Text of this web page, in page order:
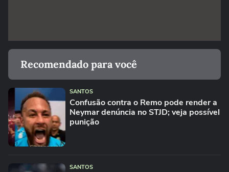
Recomendado para você
SANTOS
Confusão contra o Remo pode render a
Neymar denúncia no STJD; veja possível
punição
SANTOS